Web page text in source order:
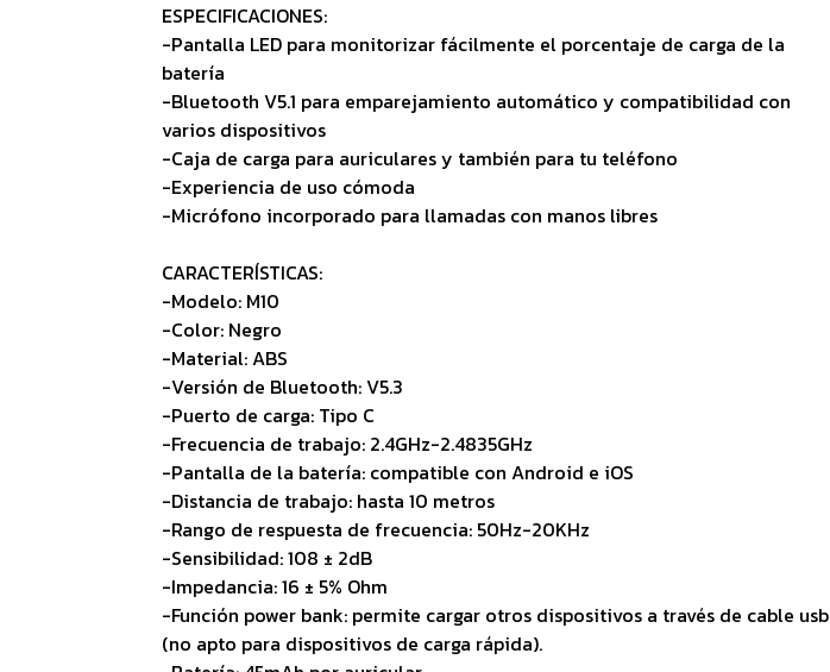
ESPECIFICACIONES:
-Pantalla LED para monitorizar fácilmente el porcentaje de carga de la
batería
-Bluetooth V5.1 para emparejamiento automático y compatibilidad con
varios dispositivos
-Caja de carga para auriculares y también para tu teléfono
-Experiencia de uso cómoda
-Micrófono incorporado para llamadas con manos libres
CARACTERÍSTICAS:
-Modelo: M10
-Color: Negro
-Material: ABS
-Versión de Bluetooth: V5.3
-Puerto de carga: Tipo C
-Frecuencia de trabajo: 2.4GHz-2.4835GHz
-Pantalla de la batería: compatible con Android e iOS
-Distancia de trabajo: hasta 10 metros
-Rango de respuesta de frecuencia: 50Hz-20KHz
-Sensibilidad: 108 ± 2dB
-Impedancia: 16 ± 5% Ohm
-Función power bank: permite cargar otros dispositivos a través de cable usb
(no apto para dispositivos de carga rápida).